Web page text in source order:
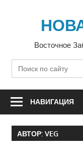
содержимому
Восточное
Search
for:
НАВИГАЦИЯ
АВТОР: VEG